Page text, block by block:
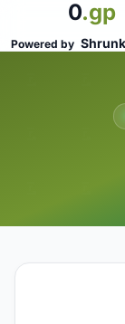
0.gp
Powered by